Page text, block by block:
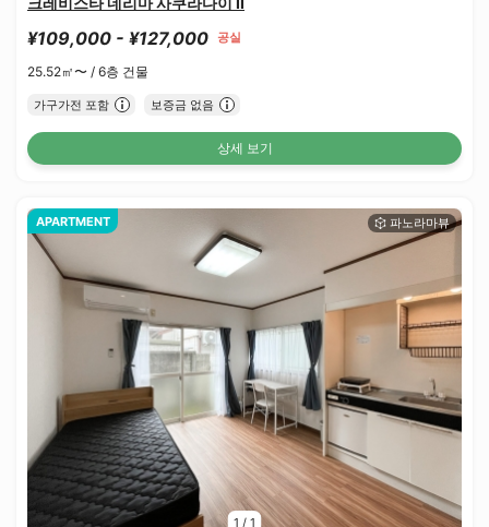
¥109,000 - ¥127,000 공실
25.52㎡〜 / 6층 건물
가구가전 포함 보증금 없음
상세 보기
1 / 1
APARTMENT